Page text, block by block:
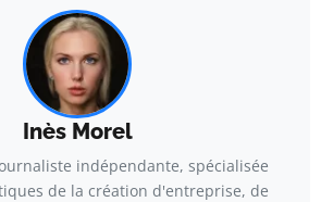
Inès Morel
indépendante, spécialisée
de la création d'entreprise, de